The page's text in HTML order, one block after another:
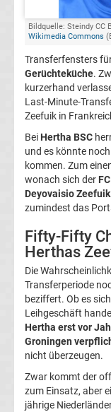
Transfergerüchte
1.
FC
Köln
Transfergerüchte
1.
FC
Magdeburg
Transfergerüchte
1.
FC
Nürnberg
Bildquelle: Steindy CC
Wikimedia Commons
Transferfensters
Gerüchteküche.
kurzerhand
Last-Minute-
Zeefuik in
Bei Hertha BSC
und es könnte
kommen. Zum
wonach sich der
Deyovaisio Zeefuik
zumindest das
Fifty-Fifty
Herthas
Die
Transferperiode
beziffert. Ob es
Leihgeschäft
Hertha erst vor
Groningen
nicht überzeugen.
Zwar kommt der
zum Einsatz, aber
jährige